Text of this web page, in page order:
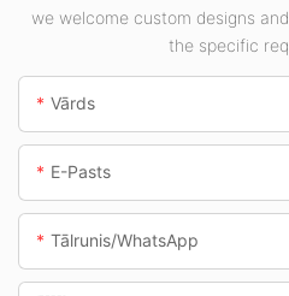
piemēram,
degvielas uzpildes
stacijām un
pazemes pārejām.
we welcome custom designs
the specific
Vārds
E-Pasts
Tālrunis/WhatsApp